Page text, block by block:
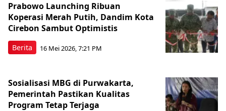
Berita
Prabowo Launching Ribuan
Koperasi Merah Putih, Dandim Kota
Cirebon Sambut Optimistis
16 Mei 2026, 7:21 PM
Sosialisasi MBG di Purwakarta,
Pemerintah Pastikan Kualitas
Program Tetap Terjaga